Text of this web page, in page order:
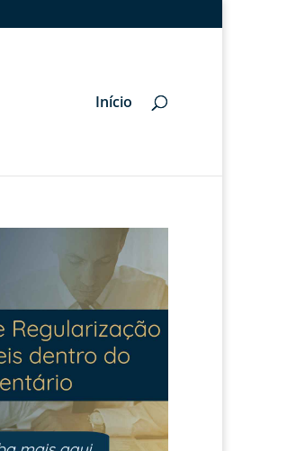
Início